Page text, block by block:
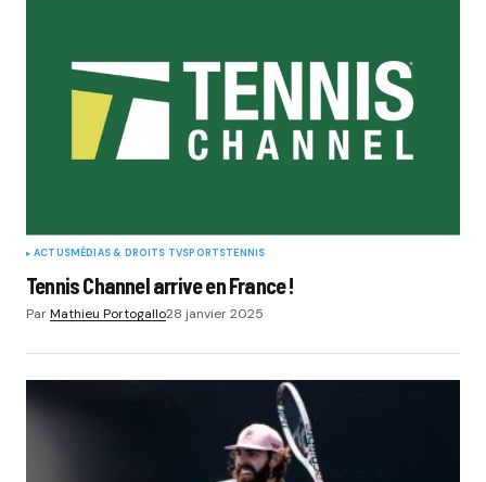
ACTUSMÉDIAS & DROITS TVSPORTSTENNIS
Tennis Channel arrive en France !
ParMathieu Portogallo28 janvier 2025